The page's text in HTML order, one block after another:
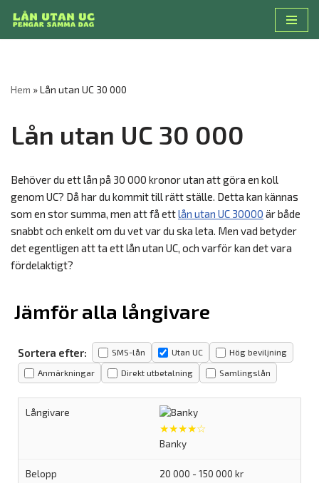
Hoppa
Hem »Lån utan UC 30 000
Lån utan UC 30 000
Behöver du ett lån på 30 000 kronor utan att göra en koll
genom UC? Då har du kommit till rätt ställe. Detta kan kännas
som en stor summa, men att få ettlån utan UC 30000 är både
snabbt och enkelt om du vet var du ska leta. Men vad betyder
det egentligen att ta ett lån utan UC, och varför kan det vara
fördelaktigt?
Jämför alla långivare
Sortera efter: SMS-lån Utan UC Hög beviljning
Anmärkningar Direkt utbetalning Samlingslån
★★★★☆
Banky
20 000 - 150 000 kr